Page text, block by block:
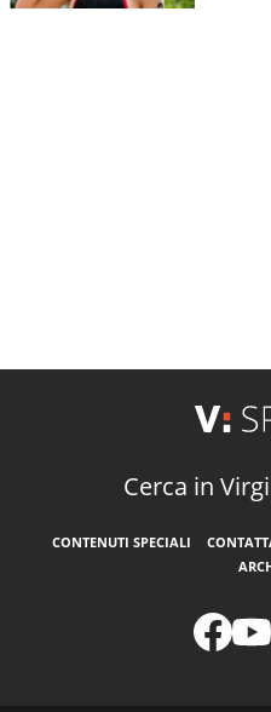
Cerca in
CONTENUTI SPECIALI